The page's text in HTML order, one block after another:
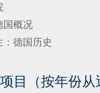
国概况
德国历史
目（按年份从